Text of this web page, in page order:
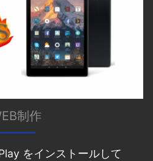
制作
をインストールして